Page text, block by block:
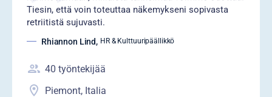
Tiesin, että voin toteuttaa näkemykseni sopivasta
retriitistä sujuvasti.
Rhiannon Lind, HR & Kulttuuripäällikkö
40 työntekijää
Piemont, Italia